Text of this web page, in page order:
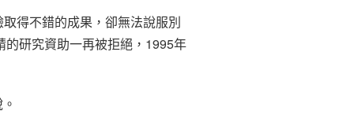
得不錯的成果，卻無法說服別
研究資助一再被拒絕，1995年